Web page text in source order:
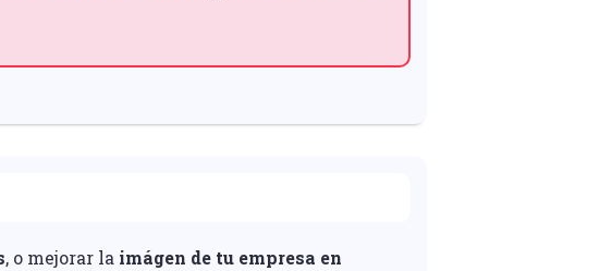
, o mejorar la imágen de tu empresa en